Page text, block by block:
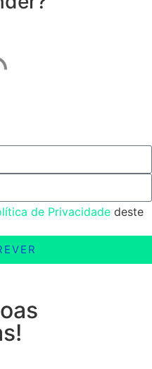
de Privacidade deste